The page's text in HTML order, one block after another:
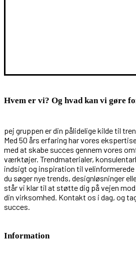
Hvem er vi? Og hvad kan vi gøre
pej gruppen er din pålidelige kilde til
Med 50 års erfaring har vores
med at skabe succes gennem vores
værktøjer. Trendmaterialer,
indsigt og inspiration til velinformerede
du søger nye trends, designløsninger
står vi klar til at støtte dig på vejen
din virksomhed. Kontakt os i dag, og
succes.
Information